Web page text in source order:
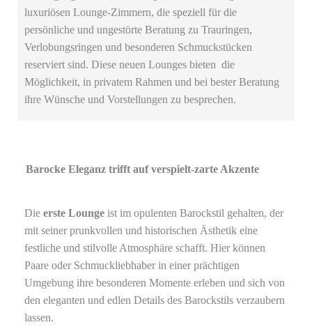
luxuriösen Lounge-Zimmern, die speziell für die
persönliche und ungestörte Beratung zu Trauringen,
Verlobungsringen und besonderen Schmuckstücken
reserviert sind. Diese neuen Lounges bieten die
Möglichkeit, in privatem Rahmen und bei bester Beratung
ihre Wünsche und Vorstellungen zu besprechen.
Barocke Eleganz trifft auf verspielt-zarte Akzente
Die erste Lounge ist im opulenten Barockstil gehalten, der
mit seiner prunkvollen und historischen Ästhetik eine
festliche und stilvolle Atmosphäre schafft. Hier können
Paare oder Schmuckliebhaber in einer prächtigen
Umgebung ihre besonderen Momente erleben und sich von
den eleganten und edlen Details des Barockstils verzaubern
lassen.